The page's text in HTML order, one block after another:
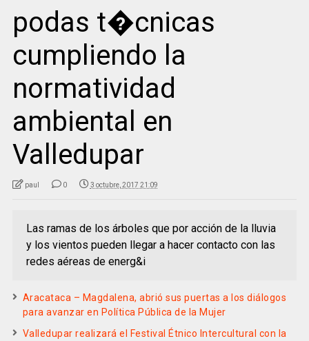
podas t�cnicas
cumpliendo la
normatividad
ambiental en
Valledupar
paul 0 3 octubre, 2017 21:09
Las ramas de los árboles que por acción de la lluvia
y los vientos pueden llegar a hacer contacto con las
redes aéreas de energ&i
Aracataca – Magdalena, abrió sus puertas a los diálogos
para avanzar en Política Pública de la Mujer
Valledupar realizará el Festival Étnico Intercultural con la